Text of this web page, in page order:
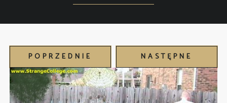
POPRZEDNIE NASTĘPNE